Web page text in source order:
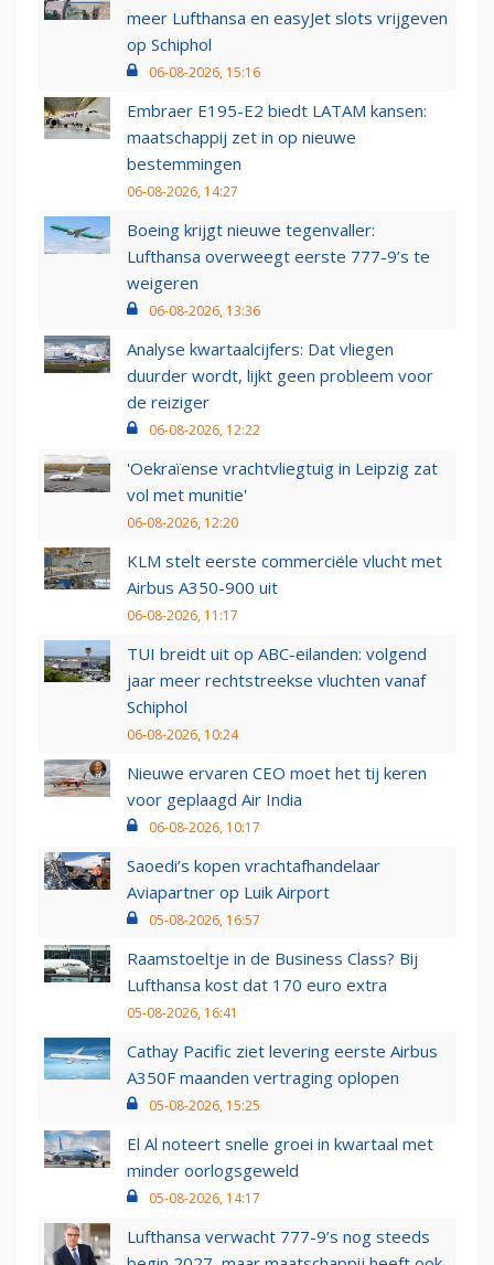
meer Lufthansa en easyJet slots vrijgeven
op Schiphol
06-08-2026, 15:16
Embraer E195-E2 biedt LATAM kansen:
maatschappij zet in op nieuwe
bestemmingen
06-08-2026, 14:27
Boeing krijgt nieuwe tegenvaller:
Lufthansa overweegt eerste 777-9’s te
weigeren
06-08-2026, 13:36
Analyse kwartaalcijfers: Dat vliegen
duurder wordt, lijkt geen probleem voor
de reiziger
06-08-2026, 12:22
'Oekraïense vrachtvliegtuig in Leipzig zat
vol met munitie'
06-08-2026, 12:20
KLM stelt eerste commerciële vlucht met
Airbus A350-900 uit
06-08-2026, 11:17
TUI breidt uit op ABC-eilanden: volgend
jaar meer rechtstreekse vluchten vanaf
Schiphol
06-08-2026, 10:24
Nieuwe ervaren CEO moet het tij keren
voor geplaagd Air India
06-08-2026, 10:17
Saoedi’s kopen vrachtafhandelaar
Aviapartner op Luik Airport
05-08-2026, 16:57
Raamstoeltje in de Business Class? Bij
Lufthansa kost dat 170 euro extra
05-08-2026, 16:41
Cathay Pacific ziet levering eerste Airbus
A350F maanden vertraging oplopen
05-08-2026, 15:25
El Al noteert snelle groei in kwartaal met
minder oorlogsgeweld
05-08-2026, 14:17
Lufthansa verwacht 777-9’s nog steeds